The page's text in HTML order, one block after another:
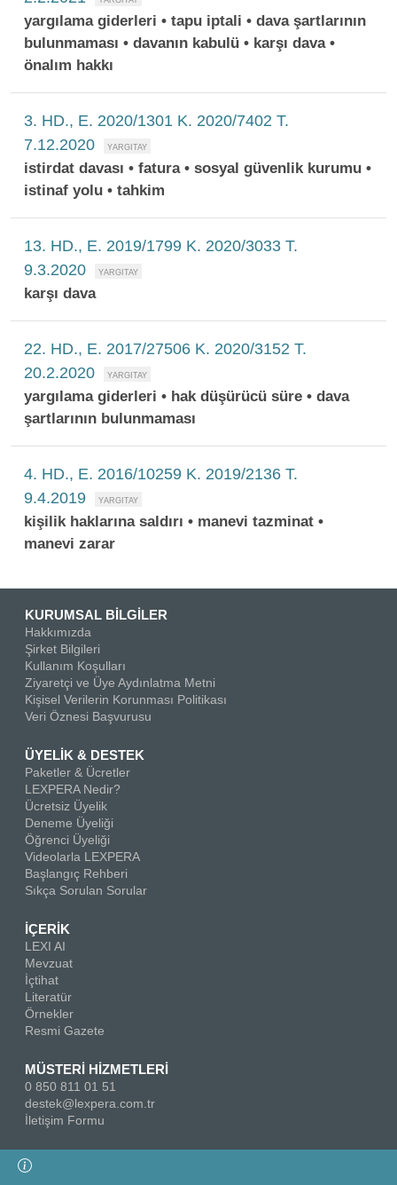
yargılama giderleri • tapu iptali • dava şartlarının
bulunmaması • davanın kabulü • karşı dava •
önalım hakkı
3. HD., E. 2020/1301 K. 2020/7402 T.
7.12.2020
istirdat davası • fatura • sosyal güvenlik kurumu •
istinaf yolu • tahkim
13. HD., E. 2019/1799 K. 2020/3033 T.
9.3.2020
karşı dava
22. HD., E. 2017/27506 K. 2020/3152 T.
20.2.2020
yargılama giderleri • hak düşürücü süre • dava
şartlarının bulunmaması
4. HD., E. 2016/10259 K. 2019/2136 T.
9.4.2019
kişilik haklarına saldırı • manevi tazminat •
manevi zarar
KURUMSAL BİLGİLER
Hakkımızda
Şirket Bilgileri
Kullanım Koşulları
Ziyaretçi ve Üye Aydınlatma Metni
Kişisel Verilerin Korunması Politikası
Veri Öznesi Başvurusu
ÜYELİK & DESTEK
Paketler & Ücretler
LEXPERA Nedir?
Ücretsiz Üyelik
Deneme Üyeliği
Öğrenci Üyeliği
Videolarla LEXPERA
Başlangıç Rehberi
Sıkça Sorulan Sorular
İÇERİK
LEXI AI
Mevzuat
İçtihat
Literatür
Örnekler
Resmi Gazete
MÜSTERİ HİZMETLERİ
0 850 811 01 51
destek@lexpera.com.tr
İletişim Formu
Bizi Takip Edin